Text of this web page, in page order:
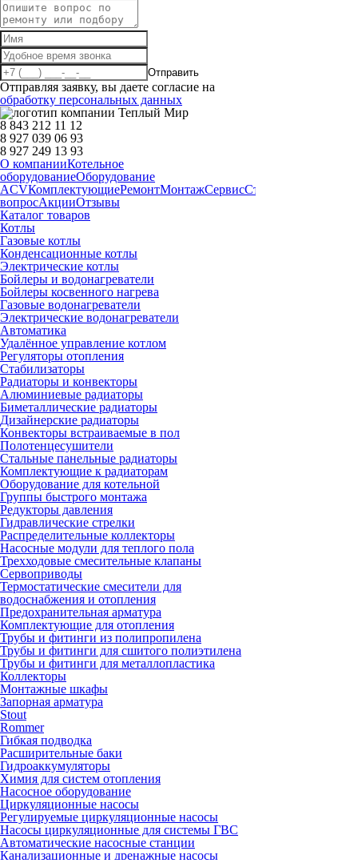
Отправить
Отправляя заявку, вы даете согласие на
обработку персональных данных
8 843 212 11 12
8 927 039 06 93
8 927 249 13 93
О компанииКотельное
оборудованиеОборудование
ACVКомплектующиеРемонтМонтажСервисСтатьи
вопросАкцииОтзывы
Каталог товаров
Котлы
Газовые котлы
Конденсационные котлы
Электрические котлы
Бойлеры и водонагреватели
Бойлеры косвенного нагрева
Газовые водонагреватели
Электрические водонагреватели
Автоматика
Удалённое управление котлом
Регуляторы отопления
Стабилизаторы
Радиаторы и конвекторы
Алюминиевые радиаторы
Биметаллические радиаторы
Дизайнерские радиаторы
Конвекторы встраиваемые в пол
Полотенцесушители
Стальные панельные радиаторы
Комплектующие к радиаторам
Оборудование для котельной
Группы быстрого монтажа
Редукторы давления
Гидравлические стрелки
Распределительные коллекторы
Насосные модули для теплого пола
Трехходовые смесительные клапаны
Сервоприводы
Термостатические смесители для
водоснабжения и отопления
Предохранительная арматура
Комплектующие для отопления
Трубы и фитинги из полипропилена
Трубы и фитинги для сшитого полиэтилена
Трубы и фитинги для металлопластика
Коллекторы
Монтажные шкафы
Запорная арматура
Stout
Rommer
Гибкая подводка
Расширительные баки
Гидроаккумуляторы
Химия для систем отопления
Насосное оборудование
Циркуляционные насосы
Регулируемые циркуляционные насосы
Насосы циркуляционные для системы ГВС
Автоматические насосные станции
Канализационные и дренажные насосы